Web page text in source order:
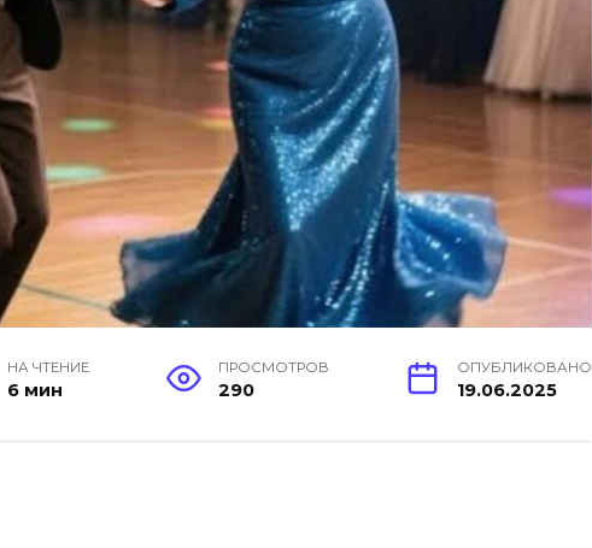
НА ЧТЕНИЕ
6 мин
ПРОСМОТРОВ
290
ОПУБЛИКОВАНО
19.06.2025